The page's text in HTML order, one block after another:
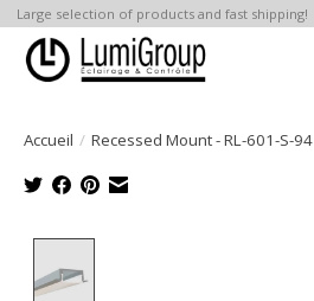
Large selection of products and fast shipping!
Accueil / Recessed Mount - RL-601-S-94